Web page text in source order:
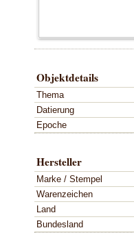
Objektdetails
Thema
Datierung
Epoche
Hersteller
Marke / Stempel
Warenzeichen
Land
Bundesland